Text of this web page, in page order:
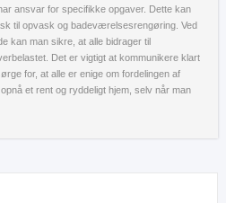
ansvar for specifikke opgaver. Dette kan
til opvask og badeværelsesrengøring. Ved
kan man sikre, at alle bidrager til
Det er vigtigt at kommunikere klart
for, at alle er enige om fordelingen af
et rent og ryddeligt hjem, selv når man